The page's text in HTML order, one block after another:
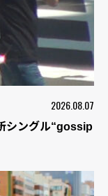
2026.08.07
シングル“gossip